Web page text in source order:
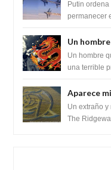
prepara
Putin
permanecer
Un
recordó la
para
Un hombre
una terrible
Aparece
Unido 23
Un extraño
The